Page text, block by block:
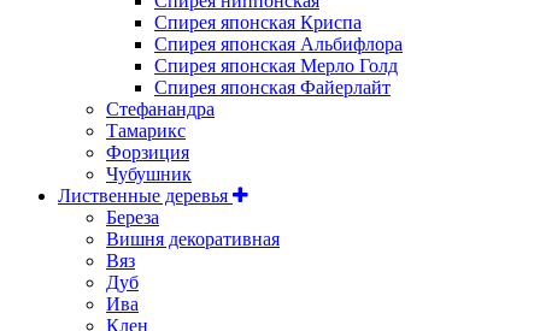
Спирея японская Криспа
Спирея японская Альбифлора
Спирея японская Мерло Голд
Спирея японская Файерлайт
Стефанандра
Тамарикс
Форзиция
Чубушник
Лиственные деревья
Береза
Вишня декоративная
Вяз
Дуб
Ива
Клен